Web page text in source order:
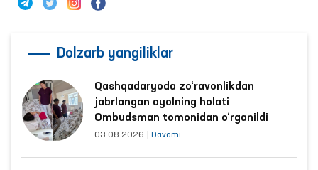
Dolzarb yangiliklar
Qashqadaryoda zo‘ravonlikdan
jabrlangan ayolning holati
Ombudsman tomonidan o‘rganildi
03.08.2026 Davomi